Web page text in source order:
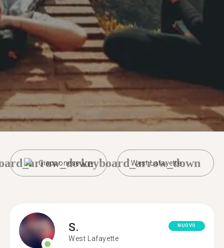
Giapponese West Lafayette
keyboard_arrow_down
S.
West Lafayette
NUOVO